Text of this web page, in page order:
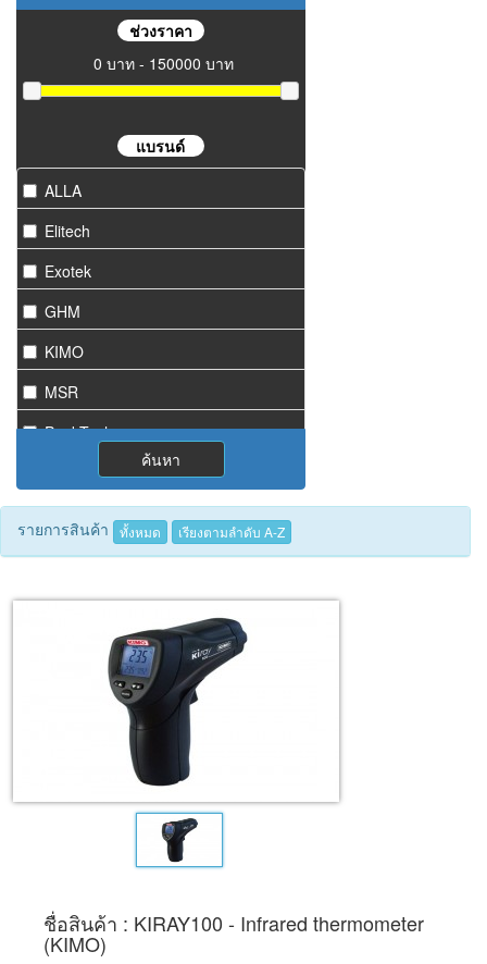
ช่วงราคา
0 บาท - 150000 บาท
แบรนด์
ALLA
Elitech
Exotek
GHM
KIMO
MSR
PeakTech
Starmeter
Tecnimed
Woods
ค้นหา
รายการสินค้า ทั้งหมด เรียงตามลำดับ A-Z
ชื่อสินค้า : KIRAY100 - Infrared thermometer
(KIMO)